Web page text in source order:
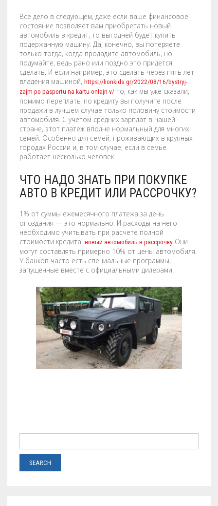
Все дело в следующем, даже если ваше финансовое
состояние позволяет вам приобретать новый
автомобиль в кредит, то выгодней будет купить
подержанную машину. Да, конечно, вы потеряете
только тогда, когда продадите автомобиль, но
подумайте, ведь рано или поздно это придется
сделать. И если например, это сделать через пять лет
владения машиной, https://lionkids.gr/2022/08/16/bystryj-
zajm-po-pasportu-na-kartu-onlajn-v/ то, как мы уже сказали,
помимо переплаты по кредиту вы получите после
продажи в лучшем случае только половину стоимости
автомобиля. С учетом средних зарплат в нашей
стране, этот платеж вполне нормальный для многих
семей. Особенно для семей, проживающих в крупных
городах России и, в том случае, если в семье
работает несколько человек.
ЧТО НАДО ЗНАТЬ ПРИ ПОКУПКЕ
АВТО В КРЕДИТ ИЛИ РАССРОЧКУ?
1% от суммы ежемесячного платежа за день
опоздания — это нормально. И расходы на него
необходимо учитывать при расчете полной
стоимости кредита. новый автомобиль в рассрочку Они
могут составлять примерно 10% от цены автомобиля.
У банков часто есть специальные программы,
запущенные вместе с официальными дилерами.